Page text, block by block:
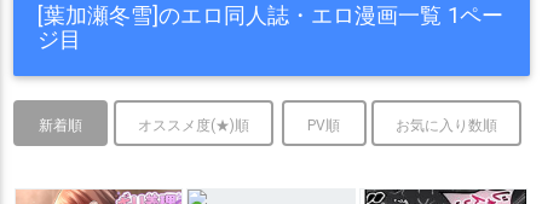
[葉加瀬冬雪]のエロ同人誌・エロ漫画一覧 1ペー
ジ目
新着順 オススメ度(★)順 PV順 お気に入り数順